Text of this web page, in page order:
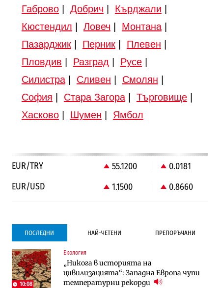
Габрово| Добрич Кърджали
Кюстендил
Ловеч Монтана|
Пазарджик| Перник| Плевен
Пловдив
Разград Русе|
Силистра| Сливен Смолян
София
Стара Загора| Търговище|
Хасково| Шумен Ямбол
EUR/TRY 55.1200
0.0181
EUR/USD
1.1500 0.8660
ПОСЛЕДНИ НАЙ-ЧЕТЕНИ ПРЕПОРЪЧАНИ
10:08
Екология
„Никога в историята на
цивилизацията“: Западна Европа чупи
температурни рекорди
Градоустройство
Столична община избра изпълнител за
преместването на трамвайното
трасе по бул. „Скобелев“
Градоустройство
Столична община избра изпълнител за
преместването на трамвайното
трасе по бул. „Скобелев“